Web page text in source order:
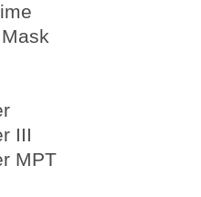
III
MPT
คอลลาเจน
ไร ทำไม
คอลลาเจน